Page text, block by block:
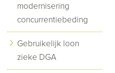
modernisering
concurrentiebeding
Gebruikelijk loon
zieke DGA